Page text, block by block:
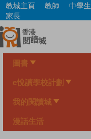
Skip
main
content
教城主頁 教師 中學生
家長
圖書
e悅讀學校計劃
我的閱讀城
漫話生活